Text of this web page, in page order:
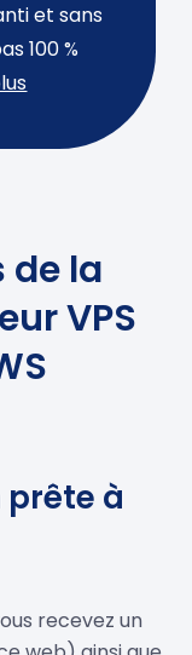
et sans
100 %
de la
VPS
prête à
recevez un